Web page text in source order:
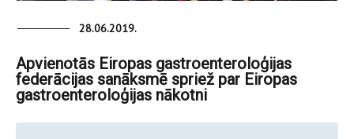
28.06.2019.
Apvienotās Eiropas gastroenteroloģijas
federācijas sanāksmē spriež par Eiropas
gastroenteroloģijas nākotni